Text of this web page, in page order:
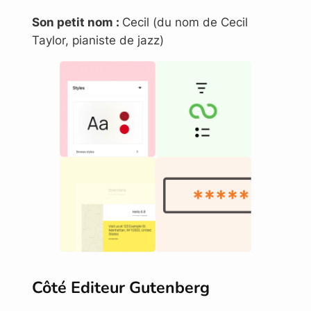
Son petit nom : Cecil (du nom de Cecil
Taylor, pianiste de jazz)
Côté Editeur Gutenberg